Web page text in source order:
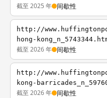
截至 2025 年 间歇性
http://
hong-
截至 2026 年 间歇性
http://
kong-
截至 2026 年 间歇性